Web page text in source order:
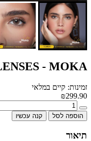
- MOKA
זמינות: קיים במלאי
₪299.90
הוספה לסל קנה עכשיו
תיאור